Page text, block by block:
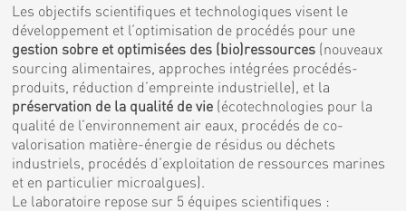
Les objectifs scientifiques et technologiques visent le
développement et l’optimisation de procédés pour une
gestion sobre et optimisées des (bio)ressources (nouveaux
sourcing alimentaires, approches intégrées procédés-
produits, réduction d’empreinte industrielle), et la
préservation de la qualité de vie (écotechnologies pour la
qualité de l’environnement air eaux, procédés de co-
valorisation matière-énergie de résidus ou déchets
industriels, procédés d’exploitation de ressources marines
et en particulier microalgues).
Le laboratoire repose sur 5 équipes scientifiques :